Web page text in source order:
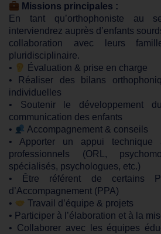
Missions principales :
En tant qu’orthophoniste au
interviendrez auprès d’enfants
collaboration avec leurs
pluridisciplinaire.
•
Évaluation & prise en charge
• Réaliser des bilans
individuelles
• Soutenir le développement
communication des enfants
•
Accompagnement & conseils
• Apporter un appui
professionnels (ORL,
spécialisés, psychologues, etc.)
• Être référent de certains
d’Accompagnement (PPA)
•
Travail d’équipe & projets
• Participer à l’élaboration et à la
• Collaborer avec les équipes